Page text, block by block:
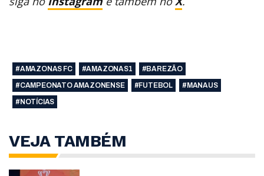
#AMAZONAS FC #AMAZONAS1
#BAREZÃO
#CAMPEONATO AMAZONENSE
#FUTEBOL
#MANAUS
#NOTÍCIAS
VEJA TAMBÉM